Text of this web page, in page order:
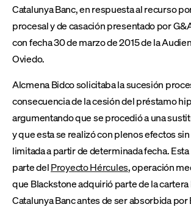
Catalunya Banc, en respuesta al recurso
procesal y de casación presentado por
con fecha 30 de marzo de 2015 de la
Oviedo.
Alcmena Bidco solicitaba la sucesión
consecuencia de la cesión del préstamo
argumentando que se procedió a una
y que esta se realizó con plenos efectos
limitada a partir de determinada fecha.
parte delProyecto Hércules, operación
que Blackstone adquirió parte de la
Catalunya Banc antes de ser absorbida por